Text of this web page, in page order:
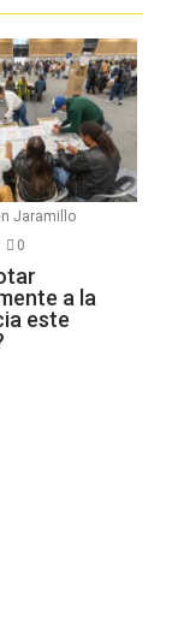
Jaramillo
0
a la
este